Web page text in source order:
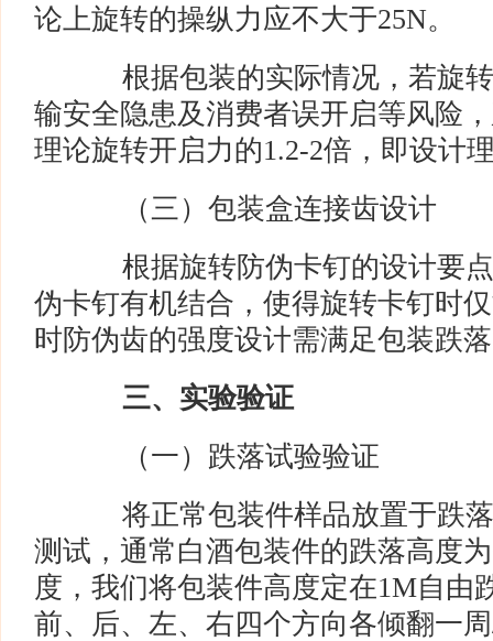
论上旋转的操纵力应不大于25N。
根据包装的实际情况，若旋转
输安全隐患及消费者误开启等风险
理论旋转开启力的1.2-2倍，即设计
（三）包装盒连接齿设计
根据旋转防伪卡钉的设计要点
伪卡钉有机结合，使得旋转卡钉时
时防伪齿的强度设计需满足包装跌
三、实验验证
（一）跌落试验验证
将正常包装件样品放置于跌落
测试，通常白酒包装件的跌落高度
度，我们将包装件高度定在1M自由
前、后、左、右四个方向各倾翻一